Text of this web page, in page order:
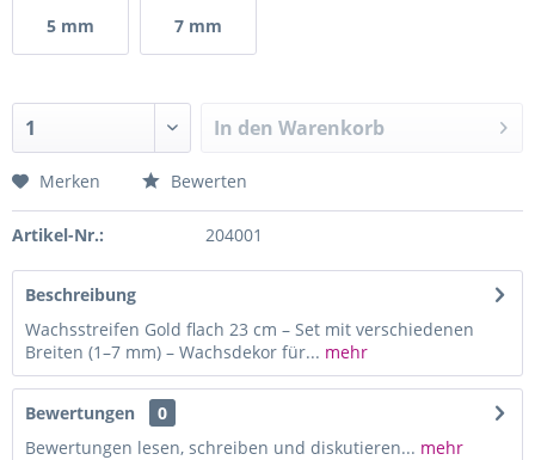
5 mm 7 mm
In den Warenkorb
Merken Bewerten
Artikel-Nr.: 204001
Beschreibung
Wachsstreifen Gold flach 23 cm – Set mit verschiedenen
Breiten (1–7 mm) – Wachsdekor für... mehr
Bewertungen
0
Bewertungen lesen, schreiben und diskutieren... mehr